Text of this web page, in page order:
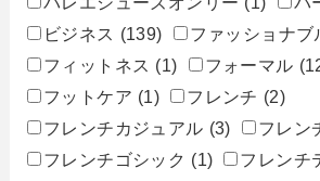
ビジネス (139) ファッショナブ
フィットネス (1) フォーマル
フットケア (1) フレンチ (2)
フレンチカジュアル (3) フレン
フレンチゴシック (1) フレンチ